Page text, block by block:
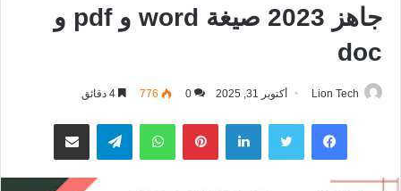
جاهز 2023 صيغة word و pdf و
doc
Lion Tech أكتوبر 31, 2025 0
776
فيسبوك تويتر لينكدإن بينتيريستواتساب تيلقرام مشاركة عبر البريد